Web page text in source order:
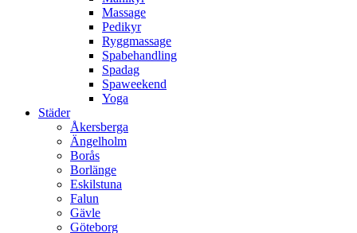
Massage
Pedikyr
Ryggmassage
Spabehandling
Spadag
Spaweekend
Yoga
Städer
Åkersberga
Ängelholm
Borås
Borlänge
Eskilstuna
Falun
Gävle
Göteborg